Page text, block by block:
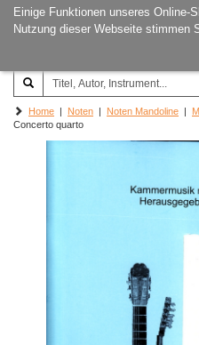
Einige Funktionen unseres Online-
Nutzung dieser Webseite stimmen
Joachim‐Trekel‐Musikverlag,
Hamburg
Home | Noten | Noten Mandoline |
Concerto quarto